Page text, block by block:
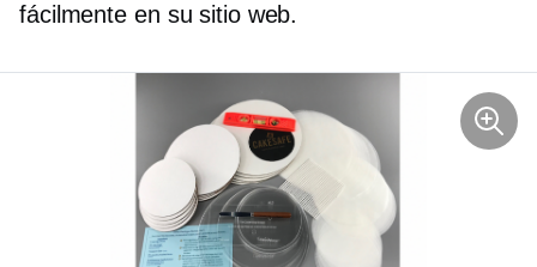
fácilmente en su sitio web.